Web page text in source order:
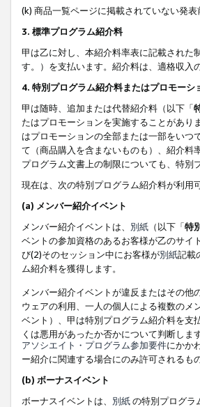
(k) 商品一覧ページに掲載されていない発
3. 標準プログラム紹介料
甲は乙に対し、本紹介料率表に記載された
す。）を支払います。紹介料は、適格収入
4. 特別プログラム紹介料またはプロモーシ
甲は随時、追加または代替紹介料（以下「
たはプロモーションを実施することがあ
はプロモーションの全部または一部をい
て（商品購入を含まないものも）、紹介料
プログラム文書上の制限についても、特
現在は、次の特別プログラム紹介料が利用
(a) メンバー紹介イベント
メンバー紹介イベントは、 別紙 （以下「特
ベントの参加資格のあるお客様が乙のサイ
び(2)そのセッション中にお客様が別紙記載
ム紹介料を獲得します。
メンバー紹介イベントが違反またはその
ウェアの利用、一人の個人による複数の
ベント）、甲は特別プログラム紹介料を支
くは悪用があったか否かについて判断します
アソシエイト・プログラム参加要件にかか
ー紹介に関連する場合にのみ許可されるも
(b) ボーナスイベント
ボーナスイベントは、 別紙の特別プログラ